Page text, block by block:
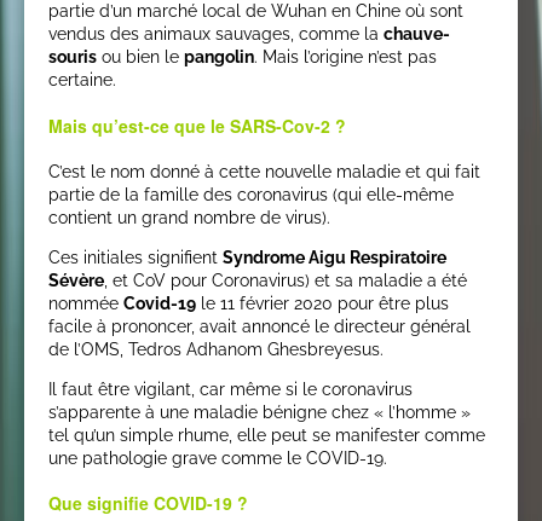
partie d’un marché local de Wuhan en Chine où sont
vendus des animaux sauvages, comme la chauve-
souris ou bien le pangolin. Mais l’origine n’est pas
certaine.
Mais qu’est-ce que le SARS-Cov-2 ?
C’est le nom donné à cette nouvelle maladie et qui fait
partie de la famille des coronavirus (qui elle-même
contient un grand nombre de virus).
Ces initiales signifient Syndrome Aigu Respiratoire
Sévère , et CoV pour Coronavirus) et sa maladie a été
nommée Covid-19 le 11 février 2020 pour être plus
facile à prononcer, avait annoncé le directeur général
de l’OMS, Tedros Adhanom Ghesbreyesus.
Il faut être vigilant, car même si le coronavirus
s’apparente à une maladie bénigne chez « l’homme »
tel qu’un simple rhume, elle peut se manifester comme
une pathologie grave comme le COVID-19.
Que signifie COVID-19 ?